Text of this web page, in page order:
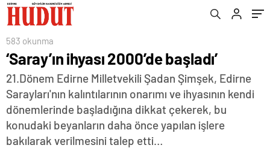
583 okunma
‘Saray’ın ihyası 2000’de başladı’
21.Dönem Edirne Milletvekili Şadan Şimşek, Edirne
Sarayları'nın kalıntılarının onarımı ve ihyasının kendi
dönemlerinde başladığına dikkat çekerek, bu
konudaki beyanların daha önce yapılan işlere
bakılarak verilmesini talep etti…